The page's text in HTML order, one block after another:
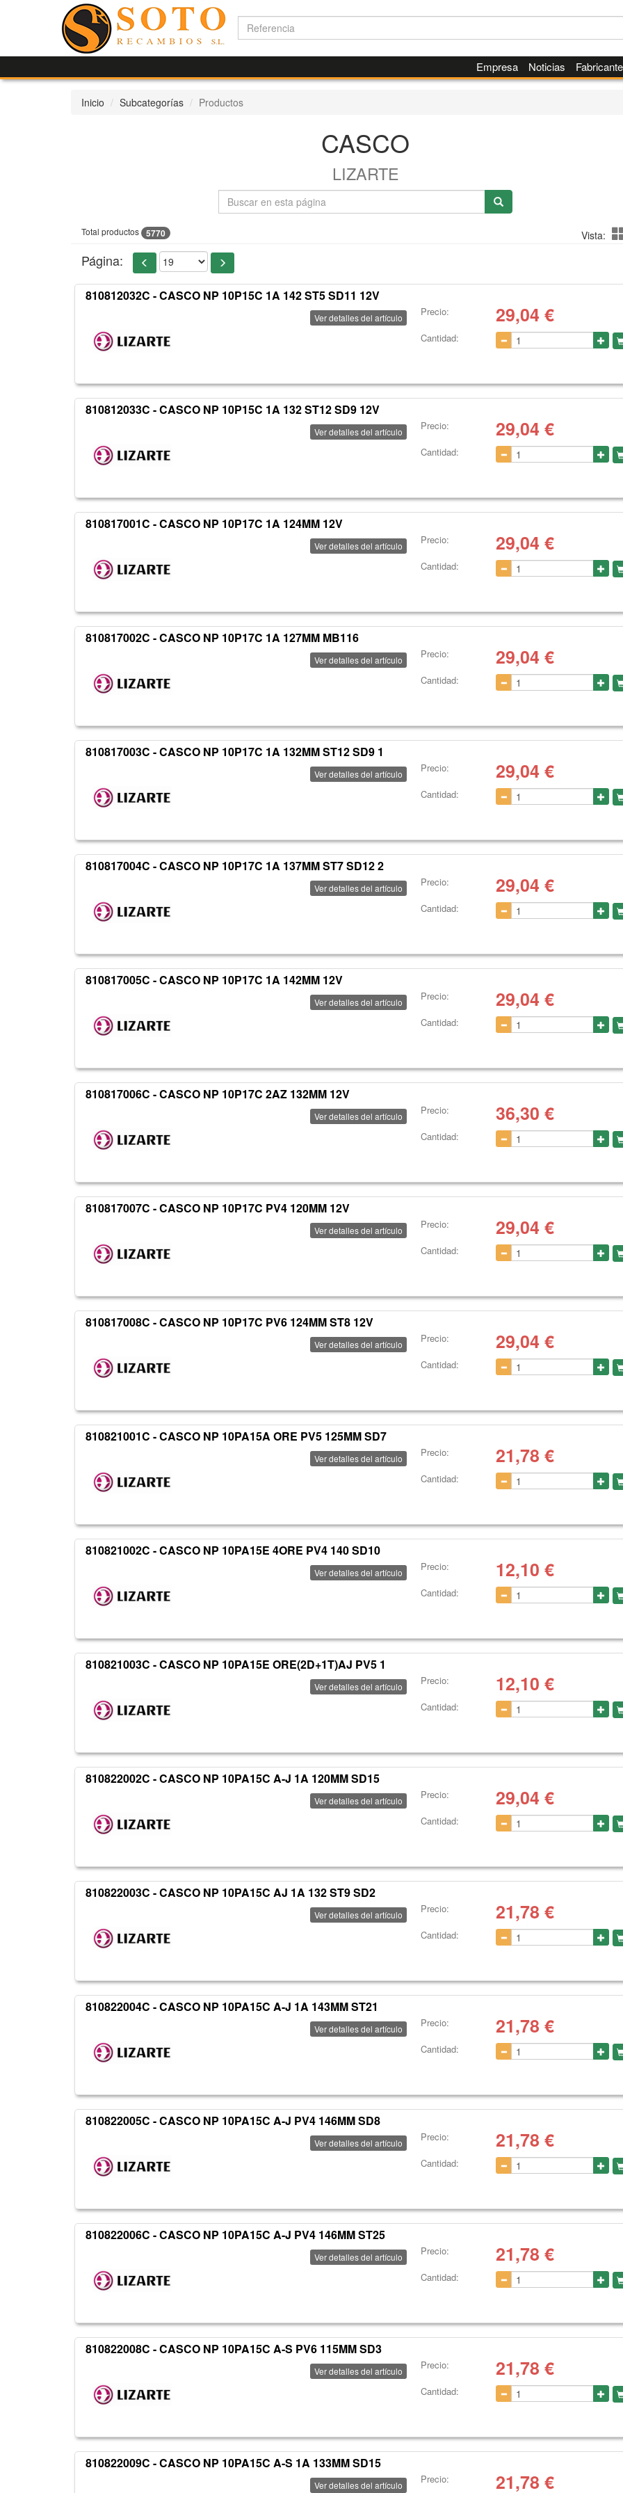
Empresa Noticias
Inicio Subcategorías Productos
CASCO
LIZARTE
Total productos 5770 Vista:
Página:
810812032C - CASCO NP 10P15C 1A 142 ST5 SD11 12V
Ver detalles del artículo Precio: 29,04 €
Cantidad:
810812033C - CASCO NP 10P15C 1A 132 ST12 SD9 12V
Ver detalles del artículo Precio: 29,04 €
Cantidad:
810817001C - CASCO NP 10P17C 1A 124MM 12V
Ver detalles del artículo Precio: 29,04 €
Cantidad:
810817002C - CASCO NP 10P17C 1A 127MM MB116
Ver detalles del artículo Precio: 29,04 €
Cantidad:
810817003C - CASCO NP 10P17C 1A 132MM ST12 SD9 1
Ver detalles del artículo Precio: 29,04 €
Cantidad:
810817004C - CASCO NP 10P17C 1A 137MM ST7 SD12 2
Ver detalles del artículo Precio: 29,04 €
Cantidad:
810817005C - CASCO NP 10P17C 1A 142MM 12V
Ver detalles del artículo Precio: 29,04 €
Cantidad:
810817006C - CASCO NP 10P17C 2AZ 132MM 12V
Ver detalles del artículo Precio: 36,30 €
Cantidad:
810817007C - CASCO NP 10P17C PV4 120MM 12V
Ver detalles del artículo Precio: 29,04 €
Cantidad:
810817008C - CASCO NP 10P17C PV6 124MM ST8 12V
Ver detalles del artículo Precio: 29,04 €
Cantidad:
810821001C - CASCO NP 10PA15A ORE PV5 125MM SD7
Ver detalles del artículo Precio: 21,78 €
Cantidad:
810821002C - CASCO NP 10PA15E 4ORE PV4 140 SD10
Ver detalles del artículo Precio: 12,10 €
Cantidad:
810821003C - CASCO NP 10PA15E ORE(2D+1T)AJ PV5 1
Ver detalles del artículo Precio: 12,10 €
Cantidad:
810822002C - CASCO NP 10PA15C A-J 1A 120MM SD15
Ver detalles del artículo Precio: 29,04 €
Cantidad:
810822003C - CASCO NP 10PA15C AJ 1A 132 ST9 SD2
Ver detalles del artículo Precio: 21,78 €
Cantidad:
810822004C - CASCO NP 10PA15C A-J 1A 143MM ST21
Ver detalles del artículo Precio: 21,78 €
Cantidad:
810822005C - CASCO NP 10PA15C A-J PV4 146MM SD8
Ver detalles del artículo Precio: 21,78 €
Cantidad:
810822006C - CASCO NP 10PA15C A-J PV4 146MM ST25
Ver detalles del artículo Precio: 21,78 €
Cantidad:
810822008C - CASCO NP 10PA15C A-S PV6 115MM SD3
Ver detalles del artículo Precio: 21,78 €
Cantidad:
810822009C - CASCO NP 10PA15C A-S 1A 133MM SD15
Ver detalles del artículo Precio: 21,78 €